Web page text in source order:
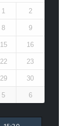
1 2
8 9
15 16
22 23
29 30
5 6